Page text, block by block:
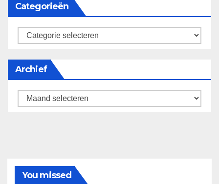
Categorieën
categorieën
Archief
Archief
You missed